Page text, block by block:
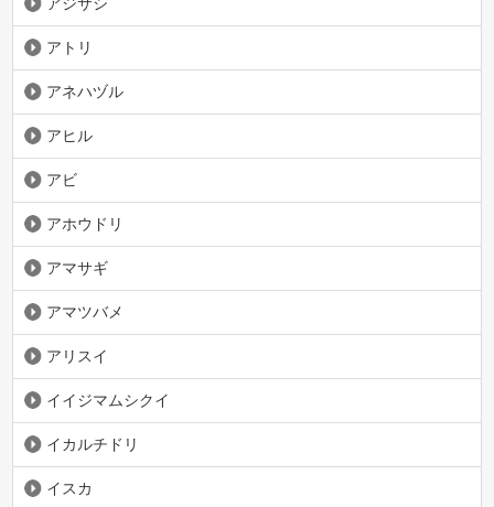
アジサシ
アトリ
アネハヅル
アヒル
アビ
アホウドリ
アマサギ
アマツバメ
アリスイ
イイジマムシクイ
イカルチドリ
イスカ